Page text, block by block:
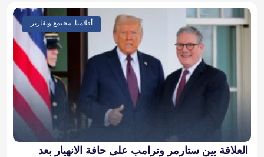
أقلامنا, مجتمع وتقارير
العلاقة بين ستارمر وترامب على حافة الانهيار بعد